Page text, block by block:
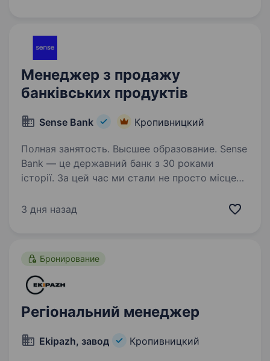
Менеджер з продажу
банківських продуктів
Sense Bank Кропивницкий
Полная занятость. Высшее образование. Sense
Bank — це державний банк з 30 роками
історії. За цей час ми стали не просто місцем
де кожен присвячений місії — створювати
3 дня назад
Бронирование
Регіональний менеджер
Ekipazh, завод Кропивницкий